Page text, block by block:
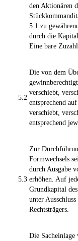
den Aktionären
5.1 zu
durch die
Eine bare
5.2
Die von dem
verschiebt,
entsprechend
verschiebt,
entsprechend
5.3
Zur
Formwechsels
durch Ausgabe
erhöhen. Auf
Grundkapital
unter
Rechtsträgers.
Die Sacheinlage